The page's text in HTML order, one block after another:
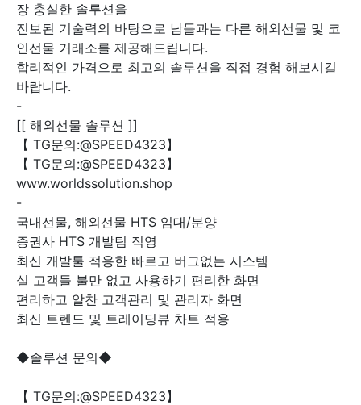
장 충실한 솔루션을
진보된 기술력의 바탕으로 남들과는 다른 해외선물 및 코
인선물 거래소를 제공해드립니다.
합리적인 가격으로 최고의 솔루션을 직접 경험 해보시길
바랍니다.
-
[[ 해외선물 솔루션 ]]
【 TG문의:@SPEED4323】
【 TG문의:@SPEED4323】
www.worldssolution.shop
-
국내선물, 해외선물 HTS 임대/분양
증권사 HTS 개발팀 직영
최신 개발툴 적용한 빠르고 버그없는 시스템
실 고객들 불만 없고 사용하기 편리한 화면
편리하고 알찬 고객관리 및 관리자 화면
최신 트렌드 및 트레이딩뷰 차트 적용
◆솔루션 문의◆
【 TG문의:@SPEED4323】